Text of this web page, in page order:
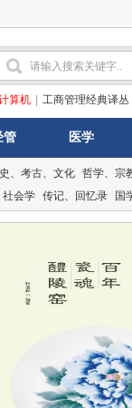
算机 工商管理经典译丛
管 医学
、考古、文化 哲学、宗
社会学 传记、回忆录 国